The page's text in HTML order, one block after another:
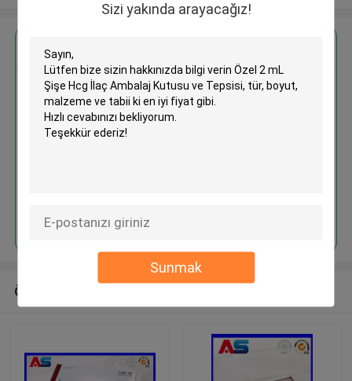
Sizi yakında arayacağız!
Sunmak
Özel 2 mL Şişe Hcg İlaç Ambalaj
Kutusu ve Tepsisi
Önerilen Ürünler